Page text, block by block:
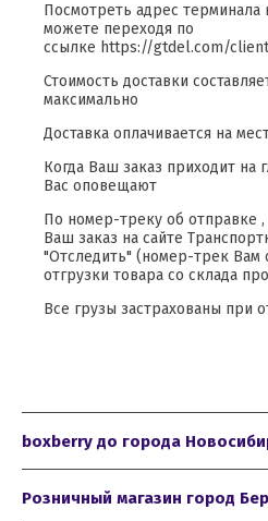
Посмотреть адрес терминала
можете переходя по
ссылке https://gtdel.com/
Стоимость доставки
максимально
Доставка оплачивается на
Когда Ваш заказ приходит на
Вас оповещают
По номер-треку об отправке
Ваш заказ на сайте
"Отследить" (номер-трек Вам
отгрузки товара со склада
Все грузы застрахованы при
boxberry до города
Розничный магазин город